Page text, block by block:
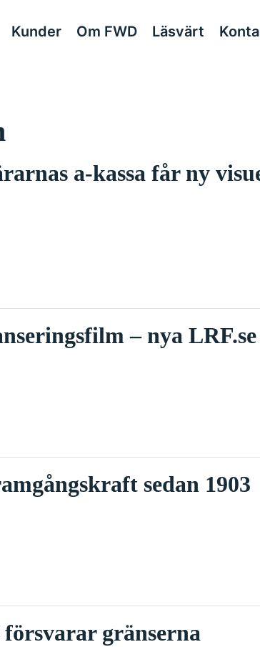
Kunder Om FWD Läsvärt
a-kassa får ny
– nya LRF.se
sedan 1903
gränserna